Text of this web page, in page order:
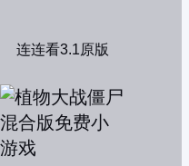
连连看3.1原版